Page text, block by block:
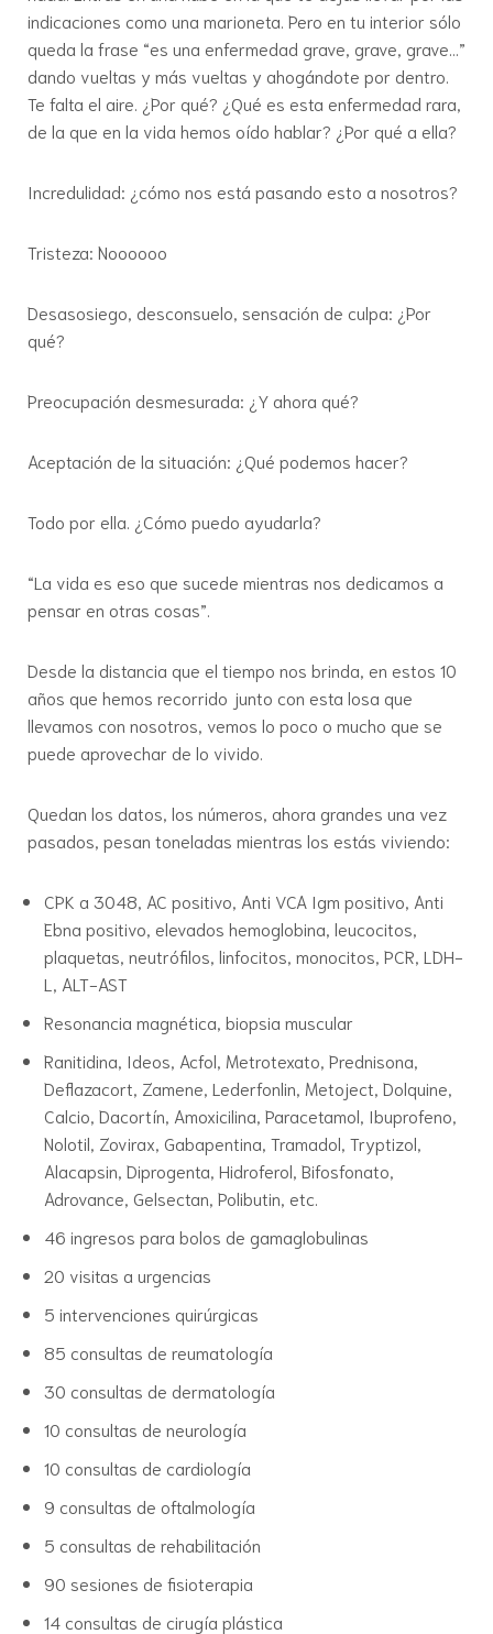
indicaciones como una marioneta. Pero en tu interior sólo
queda la frase “es una enfermedad grave, grave, grave…”
dando vueltas y más vueltas y ahogándote por dentro.
Te falta el aire. ¿Por qué? ¿Qué es esta enfermedad rara,
de la que en la vida hemos oído hablar? ¿Por qué a ella?
Incredulidad: ¿cómo nos está pasando esto a nosotros?
Tristeza: Noooooo
Desasosiego, desconsuelo, sensación de culpa: ¿Por
qué?
Preocupación desmesurada: ¿Y ahora qué?
Aceptación de la situación: ¿Qué podemos hacer?
Todo por ella. ¿Cómo puedo ayudarla?
“La vida es eso que sucede mientras nos dedicamos a
pensar en otras cosas”.
Desde la distancia que el tiempo nos brinda, en estos 10
años que hemos recorrido junto con esta losa que
llevamos con nosotros, vemos lo poco o mucho que se
puede aprovechar de lo vivido.
Quedan los datos, los números, ahora grandes una vez
pasados, pesan toneladas mientras los estás viviendo:
CPK a 3048, AC positivo, Anti VCA Igm positivo, Anti
Ebna positivo, elevados hemoglobina, leucocitos,
plaquetas, neutrófilos, linfocitos, monocitos, PCR, LDH-
L, ALT-AST
Resonancia magnética, biopsia muscular
Ranitidina, Ideos, Acfol, Metrotexato, Prednisona,
Deflazacort, Zamene, Lederfonlin, Metoject, Dolquine,
Calcio, Dacortín, Amoxicilina, Paracetamol, Ibuprofeno,
Nolotil, Zovirax, Gabapentina, Tramadol, Tryptizol,
Alacapsin, Diprogenta, Hidroferol, Bifosfonato,
Adrovance, Gelsectan, Polibutin, etc.
46 ingresos para bolos de gamaglobulinas
20 visitas a urgencias
5 intervenciones quirúrgicas
85 consultas de reumatología
30 consultas de dermatología
10 consultas de neurología
10 consultas de cardiología
9 consultas de oftalmología
5 consultas de rehabilitación
90 sesiones de fisioterapia
14 consultas de cirugía plástica